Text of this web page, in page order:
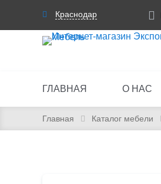
Краснодар
ГЛАВНАЯ О НАС
Главная Каталог мебели